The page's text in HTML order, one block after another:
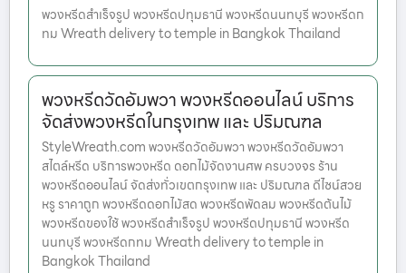
พวงหรีดสำเร็จรูป พวงหรีดปทุมธานี พวงหรีดนนทบุรี พวงหรีดก
ทม Wreath delivery to temple in Bangkok Thailand
พวงหรีดวัดอัมพวา พวงหรีดออนไลน์ บริการ
จัดส่งพวงหรีดในกรุงเทพ และ ปริมณฑล
StyleWreath.com พวงหรีดวัดอัมพวา พวงหรีดวัดอัมพวา
สไตล์หรีด บริการพวงหรีด ดอกไม้จัดงานศพ ครบวงจร ร้าน
พวงหรีดออนไลน์ จัดส่งทั่วเขตกรุงเทพ และ ปริมณฑล ดีไซน์สวย
หรู ราคาถูก พวงหรีดดอกไม้สด พวงหรีดพัดลม พวงหรีดต้นไม้
พวงหรีดของใช้ พวงหรีดสำเร็จรูป พวงหรีดปทุมธานี พวงหรีด
นนทบุรี พวงหรีดกทม Wreath delivery to temple in
Bangkok Thailand